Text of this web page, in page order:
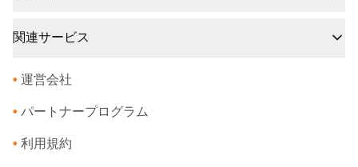
関連サービス
• 運営会社
• パートナープログラム
• 利用規約